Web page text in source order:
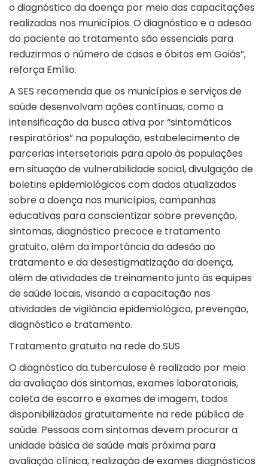
o diagnóstico da doença por meio das capacitações
realizadas nos municípios. O diagnóstico e a adesão
do paciente ao tratamento são essenciais para
reduzirmos o número de casos e óbitos em Goiás”,
reforça Emílio.
A SES recomenda que os municípios e serviços de
saúde desenvolvam ações contínuas, como a
intensificação da busca ativa por “sintomáticos
respiratórios” na população, estabelecimento de
parcerias intersetoriais para apoio às populações
em situação de vulnerabilidade social, divulgação de
boletins epidemiológicos com dados atualizados
sobre a doença nos municípios, campanhas
educativas para conscientizar sobre prevenção,
sintomas, diagnóstico precoce e tratamento
gratuito, além da importância da adesão ao
tratamento e da desestigmatização da doença,
além de atividades de treinamento junto às equipes
de saúde locais, visando a capacitação nas
atividades de vigilância epidemiológica, prevenção,
diagnóstico e tratamento.
Tratamento gratuito na rede do SUS
O diagnóstico da tuberculose é realizado por meio
da avaliação dos sintomas, exames laboratoriais,
coleta de escarro e exames de imagem, todos
disponibilizados gratuitamente na rede pública de
saúde. Pessoas com sintomas devem procurar a
unidade básica de saúde mais próxima para
avaliação clínica, realização de exames diagnósticos